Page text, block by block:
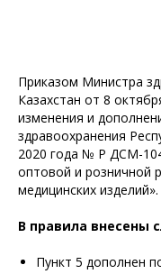
Приказом Министра
Казахстан от 8
изменения и
здравоохранения
2020 года № ҚР ДСМ-
оптовой и розничной
медицинских изделий».
В правила внесены
Пункт 5 дополнен